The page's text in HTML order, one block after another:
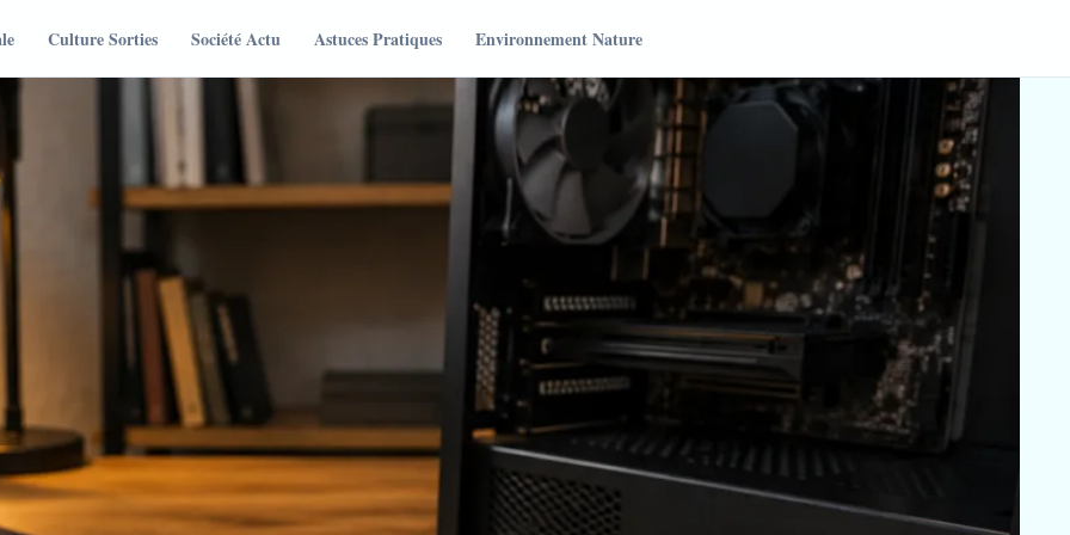
Culture Sorties Société Actu Astuces Pratiques Environnement Nature